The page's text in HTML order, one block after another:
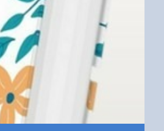
nous retrouvons